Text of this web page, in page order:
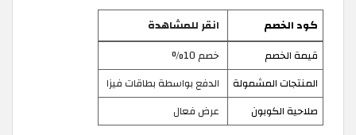
كود الخصم
انقر للمشاهدة
قيمة الخصم
خصم 10%
المنتجات المشمولة
الدفع بواسطة بطاقات فيزا
صلاحية الكوبون
عرض فعال